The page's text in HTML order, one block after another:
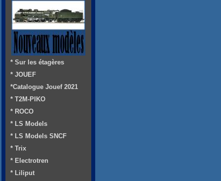
* Sur les étagères
* JOUEF
*Catalogue Jouef 2021
* T2M-PIKO
* ROCO
* LS Models
* LS Models SNCF
* Trix
* Electrotren
* Liliput